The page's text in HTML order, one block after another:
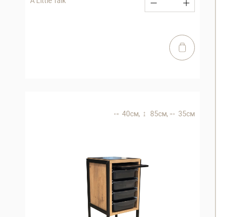
40 см, 85 см, 35 см